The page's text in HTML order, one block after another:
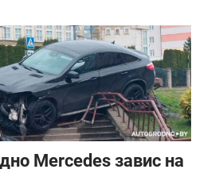
Mercedes завис на